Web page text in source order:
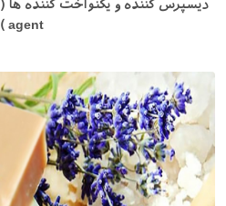
agent )